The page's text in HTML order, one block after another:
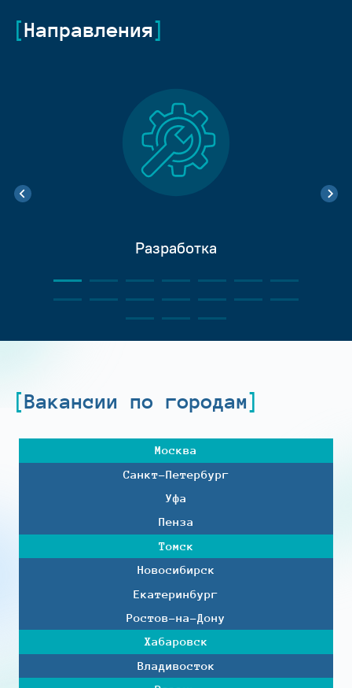
Направления
Разработка
Вакансии по городам
Москва
Санкт-Петербург
Уфа
Пенза
Томск
Новосибирск
Екатеринбург
Ростов-на-Дону
Хабаровск
Владивосток